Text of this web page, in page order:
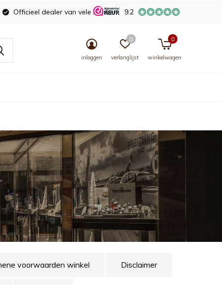
inloggen verlanglijst
0
winkelwagen
0
Officieel dealer van vele merken 9.2
voorwaarden winkel Disclaimer